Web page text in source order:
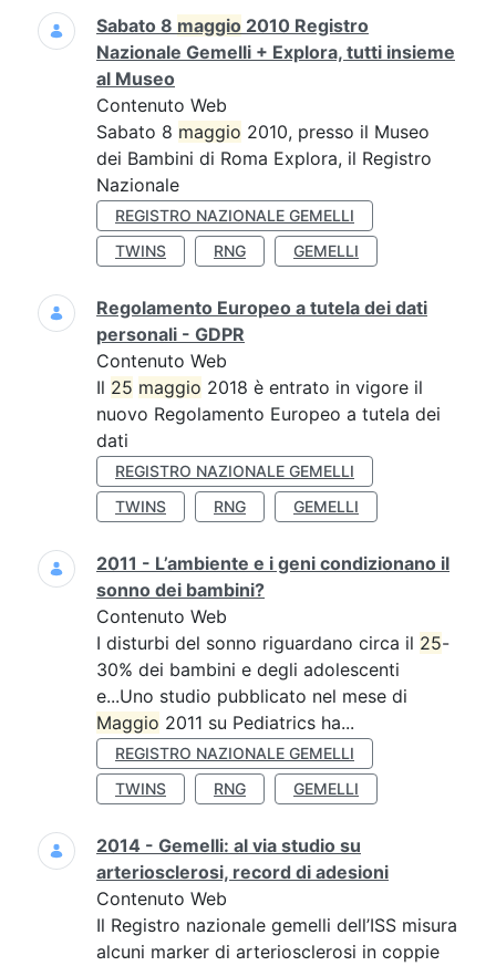
Sabato 8 maggio 2010 Registro
Nazionale Gemelli + Explora, tutti insieme
al Museo
Contenuto Web
Sabato 8 maggio 2010, presso il Museo
dei Bambini di Roma Explora, il Registro
Nazionale
REGISTRO NAZIONALE GEMELLI
TWINS
RNG GEMELLI
Regolamento Europeo a tutela dei dati
personali - GDPR
Contenuto Web
Il 25 maggio 2018 è entrato in vigore il
nuovo Regolamento Europeo a tutela dei
dati
REGISTRO NAZIONALE GEMELLI
TWINS
RNG GEMELLI
2011 - L’ambiente e i geni condizionano il
sonno dei bambini?
Contenuto Web
I disturbi del sonno riguardano circa il 25-
30% dei bambini e degli adolescenti
e...Uno studio pubblicato nel mese di
Maggio 2011 su Pediatrics ha...
REGISTRO NAZIONALE GEMELLI
TWINS
RNG GEMELLI
2014 - Gemelli: al via studio su
arteriosclerosi, record di adesioni
Contenuto Web
Il Registro nazionale gemelli dell’ISS misura
alcuni marker di arteriosclerosi in coppie